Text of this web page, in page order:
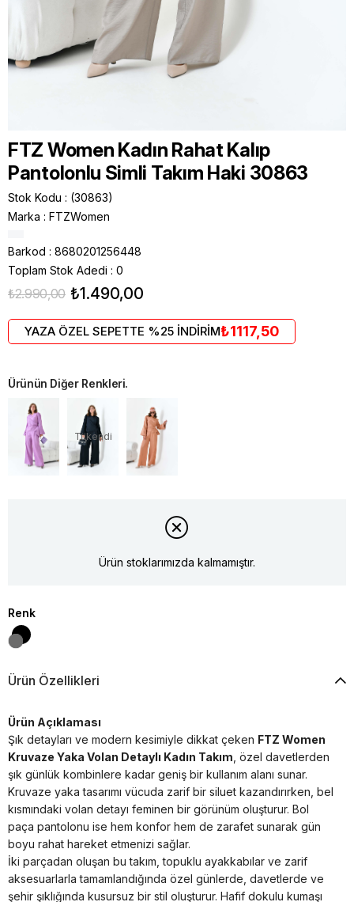
FTZ Women Kadın Rahat Kalıp
Pantolonlu Simli Takım Haki 30863
Stok Kodu
(30863)
Marka : FTZWomen
Barkod : 8680201256448
Toplam Stok Adedi : 0
₺2.990,00 ₺1.490,00
YAZA ÖZEL SEPETTE %25 İNDİRİM₺1117,50
Ürünün Diğer Renkleri.
Tükendi
Ürün stoklarımızda kalmamıştır.
Renk
Ürün Özellikleri
Ürün Açıklaması
Şık detayları ve modern kesimiyle dikkat çeken FTZ Women
Kruvaze Yaka Volan Detaylı Kadın Takım , özel davetlerden
şık günlük kombinlere kadar geniş bir kullanım alanı sunar.
Kruvaze yaka tasarımı vücuda zarif bir siluet kazandırırken, bel
kısmındaki volan detayı feminen bir görünüm oluşturur. Bol
paça pantolonu ise hem konfor hem de zarafet sunarak gün
boyu rahat hareket etmenizi sağlar.
İki parçadan oluşan bu takım, topuklu ayakkabılar ve zarif
aksesuarlarla tamamlandığında özel günlerde, davetlerde ve
şehir şıklığında kusursuz bir stil oluşturur. Hafif dokulu kumaşı